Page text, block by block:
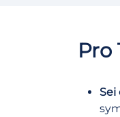
Pro
Sei